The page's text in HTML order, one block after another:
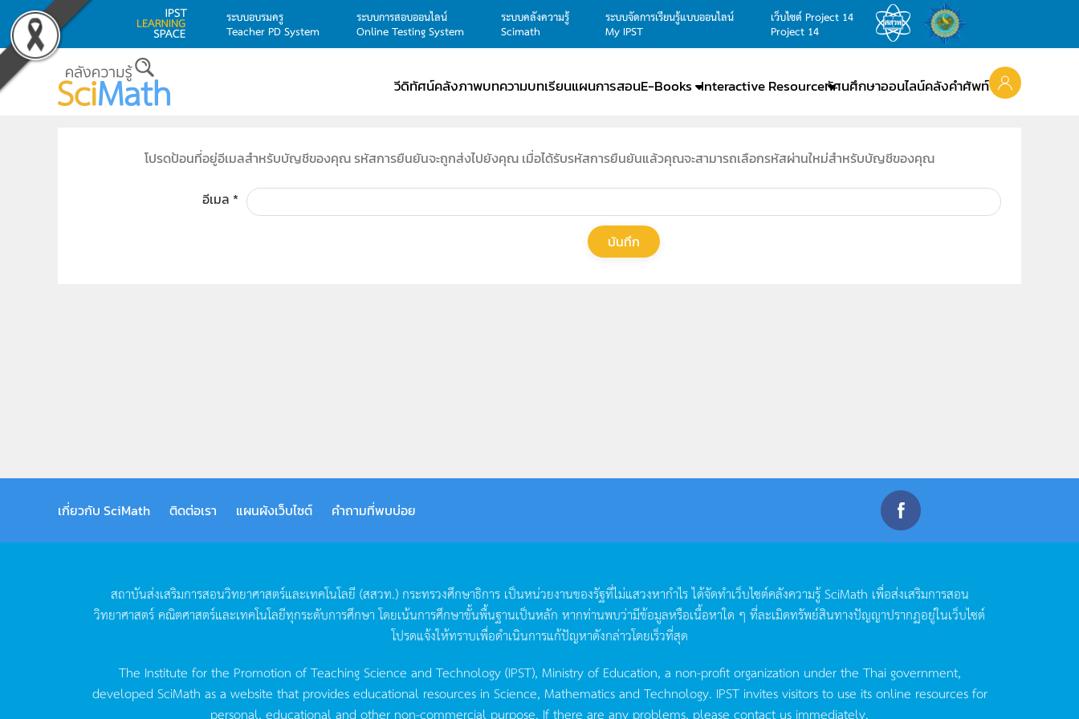
Skip to main content
ระบบอบรมครู
Teacher PD System
ระบบการสอบออนไลน์
Online Testing System
ระบบคลังความรู้
Scimath
ระบบจัดการเรียนรู้แบบออนไลน์
My IPST
เว็บไซต์ Project 14
Project 14
วีดิทัศน์คลังภาพบทความบทเรียนแผนการสอนE-Books Interactive Resourceทัศนศึกษาออนไลน์คลังคำศัพท์
โปรดป้อนที่อยู่อีเมลสำหรับบัญชีของคุณ รหัสการยืนยันจะถูกส่งไปยังคุณ เมื่อได้รับรหัสการยืนยันแล้วคุณจะสามารถเลือกรหัสผ่านใหม่สำหรับบัญชีของคุณ
อีเมล *
บันทึก
เกี่ยวกับ SciMath ติดต่อเรา แผนผังเว็บไซต์ คำถามที่พบบ่อย
สถาบันส่งเสริมการสอนวิทยาศาสตร์และเทคโนโลยี (สสวท.) กระทรวงศึกษาธิการ เป็นหน่วยงานของรัฐที่ไม่แสวงหากำไรได้จัดทำเว็บไซต์คลังความรู้SciMath เพื่อส่งเสริมการสอน
วิทยาศาสตร์คณิตศาสตร์และเทคโนโลยีทุกระดับการศึกษา โดยเน้นการศึกษาขั้นพื้นฐานเป็นหลัก หากท่านพบว่ามีข้อมูลหรือเนื้อหาใด ๆ ที่ละเมิดทรัพย์สินทางปัญญาปรากฏอยู่ในเว็บไซต์
โปรดแจ้งให้ทราบเพื่อดำเนินการแก้ปัญหาดังกล่าวโดยเร็วที่สุด
The Institute for the Promotion of Teaching Science and Technology (IPST), Ministry of Education, a non-profit organization under the Thai government,
developed SciMath as a website that provides educational resources in Science, Mathematics and Technology. IPST invites visitors to use its online resources for
personal, educational and other non-commercial purpose. If there are any problems, please contact us immediately.